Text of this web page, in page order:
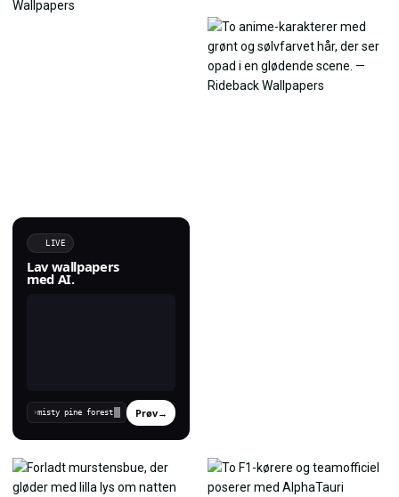
LIVE
Lav wallpapers
med AI.
› Prøv→